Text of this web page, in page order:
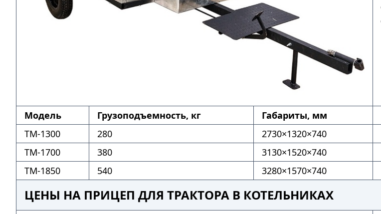
Модель Грузоподъемность, кг Габариты, мм
ТМ-1300
280 2730×1320×740
ТМ-1700
380 3130×1520×740
ТМ-1850
540 3280×1570×740
ЦЕНЫ НА ПРИЦЕП ДЛЯ ТРАКТОРА В КОТЕЛЬНИКАХ